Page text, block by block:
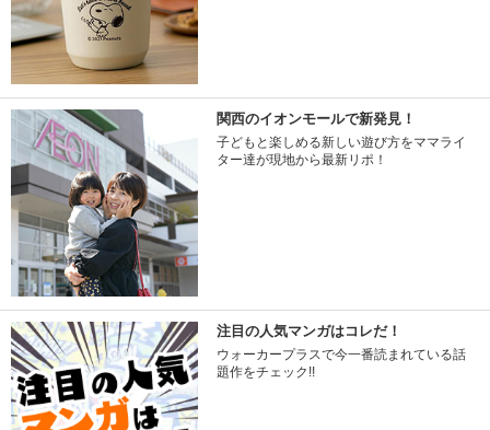
関西のイオンモールで新発見！
子どもと楽しめる新しい遊び方をママライ
ター達が現地から最新リポ！
注目の人気マンガはコレだ！
ウォーカープラスで今一番読まれている話
題作をチェック!!